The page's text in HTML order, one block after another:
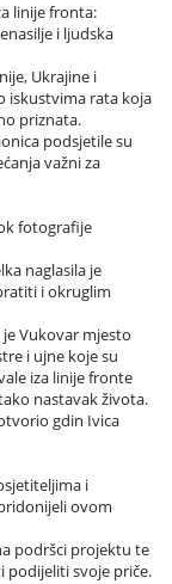
linije fronta:
i ljudska
Ukrajine i
iskustvima rata koja
priznata.
podsjetile su
važni za
fotografije
naglasila je
i okruglim
Vukovar mjesto
i ujne koje su
iza linije fronte
nastavak života.
gdin Ivica
i
ovom
podršci projektu te
podijeliti svoje priče.